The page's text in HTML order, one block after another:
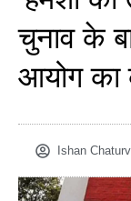
चुनाव के
आयोग का
Ishan